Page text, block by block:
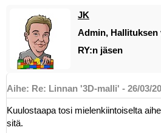
JK
Admin, Hallituksen
RY:n jäsen
Aihe: Re: Linnan '3D-malli' - 26/03/
Kuulostaapa tosi mielenkiintoiselta
sitä.